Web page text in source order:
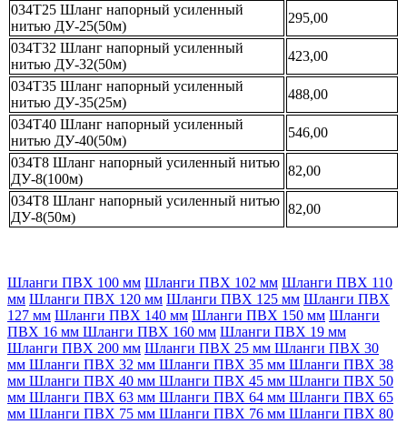
034Т25 Шланг напорный усиленный
нитью ДУ-25(50м)
295,00
034Т32 Шланг напорный усиленный
нитью ДУ-32(50м)
423,00
034Т35 Шланг напорный усиленный
нитью ДУ-35(25м)
488,00
034Т40 Шланг напорный усиленный
нитью ДУ-40(50м)
546,00
034Т8 Шланг напорный усиленный нитью
ДУ-8(100м)
82,00
034Т8 Шланг напорный усиленный нитью
ДУ-8(50м)
82,00
Шланги ПВХ 100 мм Шланги ПВХ 102 мм Шланги ПВХ 110
мм Шланги ПВХ 120 мм Шланги ПВХ 125 мм Шланги ПВХ
127 мм Шланги ПВХ 140 мм Шланги ПВХ 150 мм Шланги
ПВХ 16 мм Шланги ПВХ 160 мм Шланги ПВХ 19 мм
Шланги ПВХ 200 мм Шланги ПВХ 25 мм Шланги ПВХ 30
мм Шланги ПВХ 32 мм Шланги ПВХ 35 мм Шланги ПВХ 38
мм Шланги ПВХ 40 мм Шланги ПВХ 45 мм Шланги ПВХ 50
мм Шланги ПВХ 63 мм Шланги ПВХ 64 мм Шланги ПВХ 65
мм Шланги ПВХ 75 мм Шланги ПВХ 76 мм Шланги ПВХ 80